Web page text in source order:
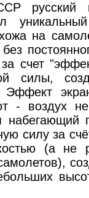
на
счет
силы,
Эффект
- воздух не
набегающий
силу за
(а не